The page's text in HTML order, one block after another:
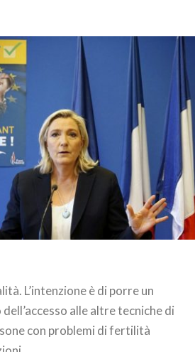
L’intenzione è di porre un
alle altre tecniche di
con problemi di fertilità